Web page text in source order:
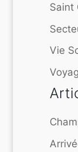
Saint
Vie